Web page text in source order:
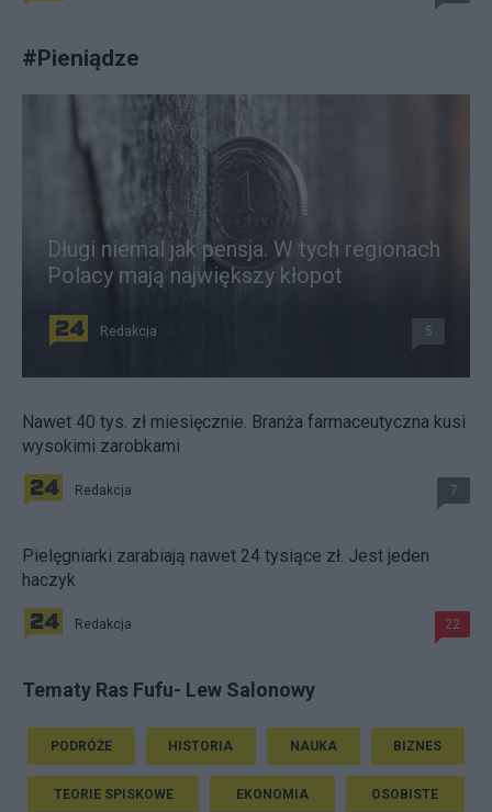
#Pieniądze
Długi niemal jak pensja. W tych regionach
Polacy mają największy kłopot
Redakcja 5
Nawet 40 tys. zł miesięcznie. Branża farmaceutyczna kusi
wysokimi zarobkami
Redakcja 7
Pielęgniarki zarabiają nawet 24 tysiące zł. Jest jeden
haczyk
Redakcja 22
Tematy Ras Fufu- Lew Salonowy
PODRÓŻE HISTORIA NAUKA BIZNES
TEORIE SPISKOWE EKONOMIA OSOBISTE